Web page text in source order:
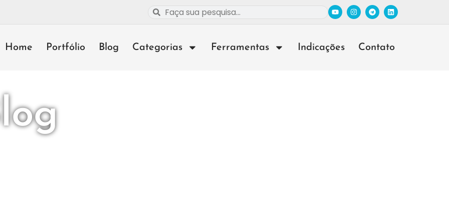
Home Portfólio Blog Categorias Ferramentas Indicações Contato